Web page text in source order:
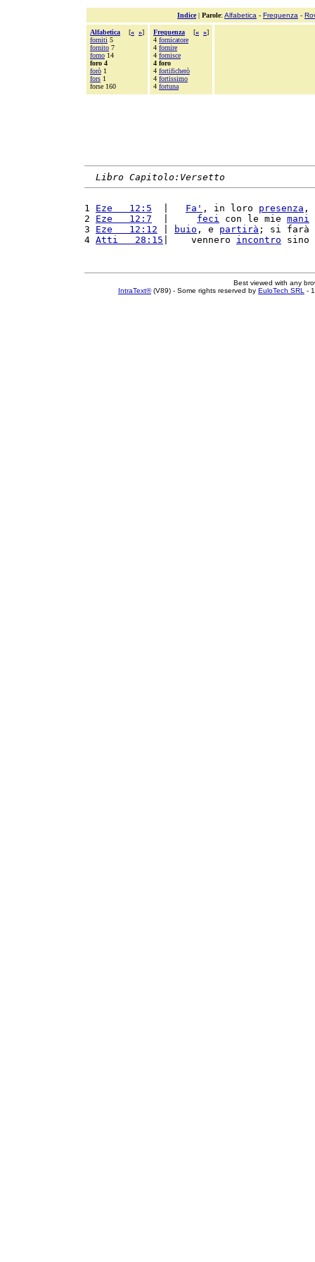
Indice| Parole: Alfabetica - Frequenza -
Alfabetica [« »]
forniti 5
fornito 7
forno 14
foro 4
forò 1
fors 1
forse 160
Frequenza [« »]
4 fornicatore
4 fornire
4 fornisce
4 foro
4 fortificherò
4 fortissimo
4 fortuna
Libro Capitolo:Versetto
1 Eze   12:5 Fa' , in loro presenza ,
2 Eze   12:7 feci con le mie mani
3 Eze   12:12 buio , e partirà ; si farà
4 Atti   28:15 |    vennero incontro
Best viewed with any
IntraText®(V89) - Some rights reserved by EuloTech SRL -